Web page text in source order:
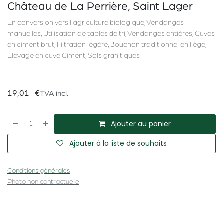
Château de La Perrière, Saint Lager
En conversion vers l'agriculture biologique, Vendanges
manuelles, Utilisation de tables de tri, Vendanges entières, Cuves
en ciment brut, Filtration légère, Bouchon traditionnel en liège,
Elevage en cuve Ciment, Sols granitiques
19,01 €TVA incl.
Ajouter au panier
Ajouter à la liste de souhaits
Conditions générales
Photo non contractuelle